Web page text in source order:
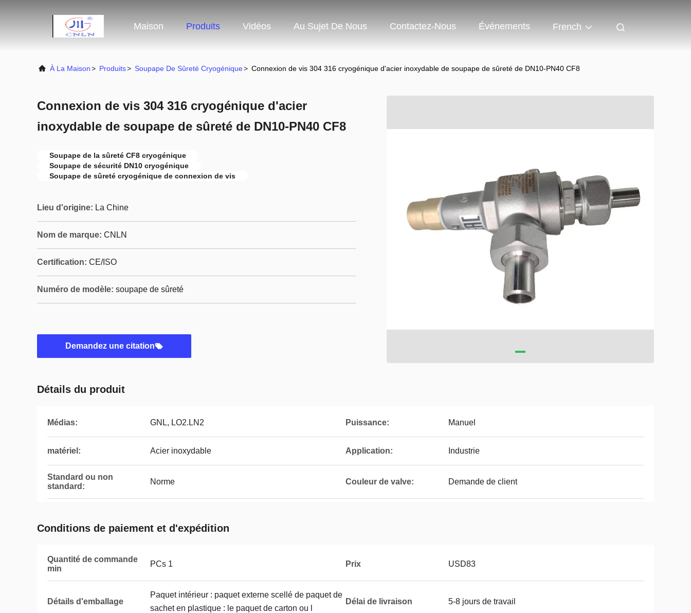
Maison Produits Vidéos Au Sujet De Nous Contactez-Nous Événements French
À La Maison> Produits> Soupape De Sûreté Cryogénique> Connexion de vis 304 316 cryogénique d'acier inoxydable de soupape de sûreté de DN10-PN40 CF8
Connexion de vis 304 316 cryogénique d'acier
inoxydable de soupape de sûreté de DN10-PN40 CF8
Soupape de la sûreté CF8 cryogénique
Soupape de sécurité DN10 cryogénique
Soupape de sûreté cryogénique de connexion de vis
Lieu d'origine: La Chine
Nom de marque: CNLN
Certification: CE/ISO
Numéro de modèle: soupape de sûreté
Demandez une citation
Détails du produit
Médias: GNL, LO2.LN2 Puissance: Manuel
matériel: Acier inoxydable Application: Industrie
Standard ou non
standard:
Norme Couleur de valve: Demande de client
Conditions de paiement et d'expédition
Quantité de commande
min
PCs 1 Prix USD83
Détails d'emballage
Paquet intérieur : paquet externe scellé de paquet de
sachet en plastique : le paquet de carton ou l
Délai de livraison 5-8 jours de travail